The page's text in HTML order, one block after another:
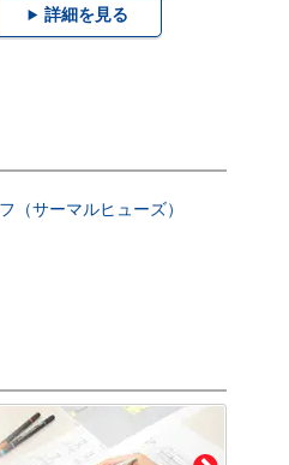
詳細を見る
（サーマルヒューズ）